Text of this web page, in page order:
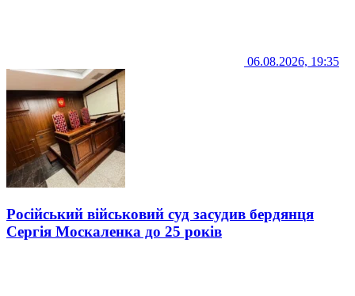
06.08.2026, 19:35
Російський військовий суд засудив бердянця
Сергія Москаленка до 25 років